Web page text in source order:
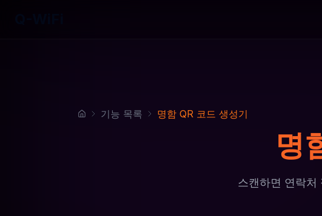
기능 목록 명함 QR 코드 생성기
명
스캔하면 연락처